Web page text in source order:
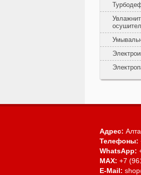
Адрес:
Телефоны:
WhatsApp:
MAX: +7
E-Mail: